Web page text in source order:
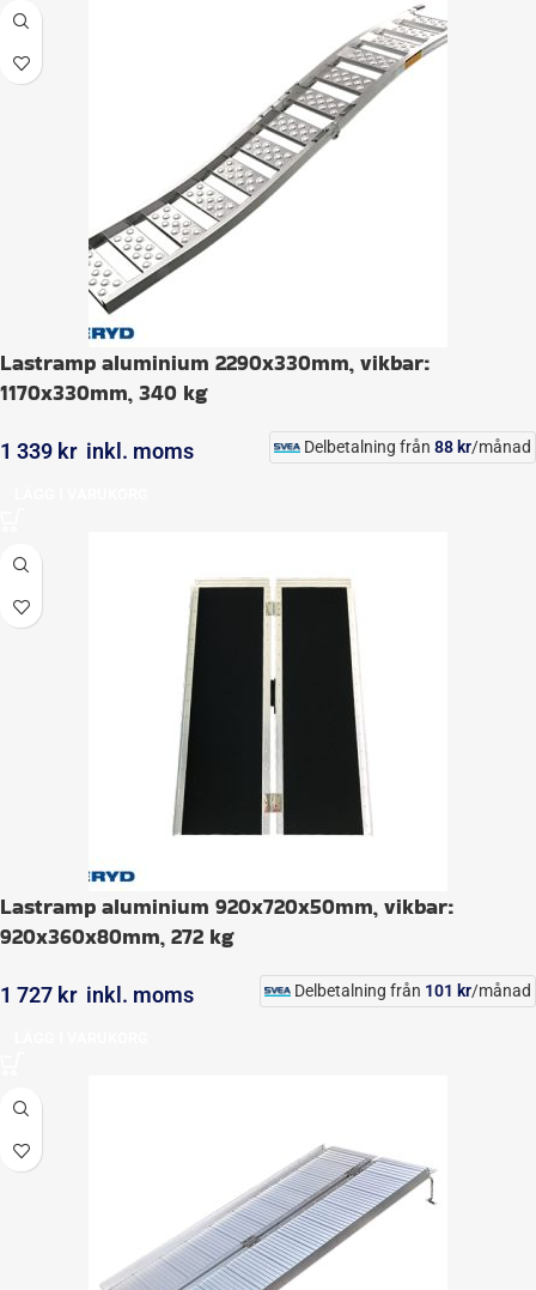
Lastramp aluminium 2290x330mm, vikbar:
1170x330mm, 340 kg
1 339 kr inkl. moms Delbetalning från 88 kr/månad
Lastramp aluminium 920x720x50mm, vikbar:
920x360x80mm, 272 kg
1 727 kr inkl. moms Delbetalning från 101 kr/månad